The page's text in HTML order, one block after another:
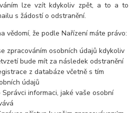
lze vzít kdykoliv zpět, a to a to
s žádostí o odstranění.
vědomí, že podle Nařízení máte právo:
zpracováním osobních údajů kdykoliv
bude mít za následek odstranění
z databáze včetně s tím
údajů
informaci, jaké vaše osobní